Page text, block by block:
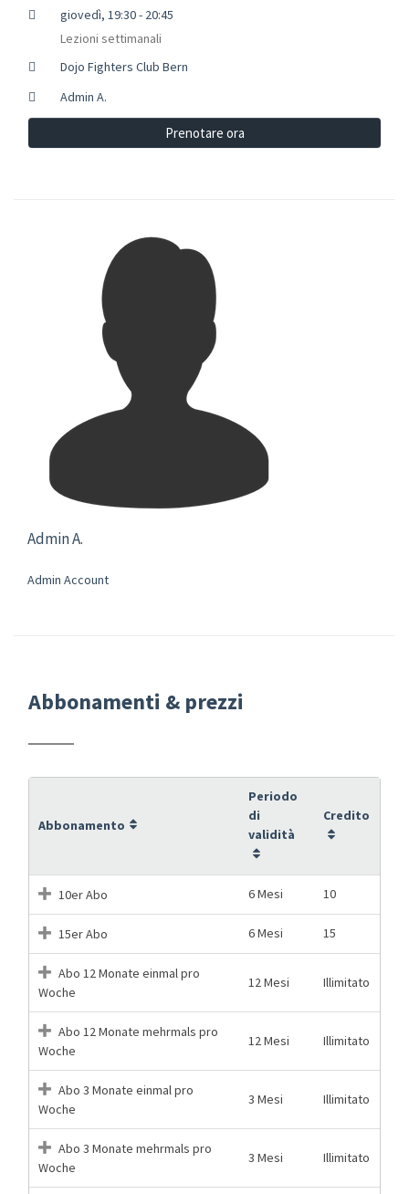
giovedì, 19:30 - 20:45
Lezioni settimanali
Dojo Fighters Club Bern
Admin A.
Prenotare ora
Admin A.
Admin Account
Abbonamenti & prezzi
Abbonamento
Periodo
di
validità
Credito
10er Abo 6 Mesi 10
15er Abo 6 Mesi 15
Abo 12 Monate einmal pro
Woche
12 Mesi Illimitato
Abo 12 Monate mehrmals pro
Woche
12 Mesi Illimitato
Abo 3 Monate einmal pro
Woche
3 Mesi Illimitato
Abo 3 Monate mehrmals pro
Woche
3 Mesi Illimitato